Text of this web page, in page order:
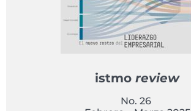
istmo review
No. 26